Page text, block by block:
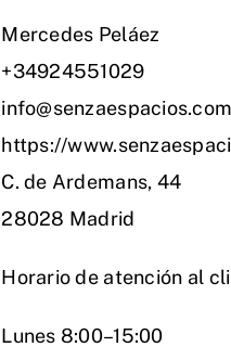
Mercedes Peláez
+34924551029
info@senzaespacios.com
https://
C. de Ardemans, 44
28028 Madrid
Horario de atención al
Lunes 8:00–15:00